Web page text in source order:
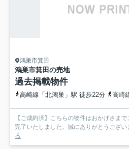
鴻巣市箕田
鴻巣市箕田の売地
過去掲載物件
高崎線「北鴻巣」駅 徒歩22分 高崎線「北
【ご成約済】こちらの物件はおかげさま
完了いたしました。誠にありがとうござい
る